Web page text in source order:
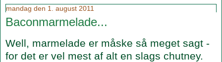
mandag den 1. august 2011
Baconmarmelade...
Well, marmelade er måske så meget sagt -
for det er vel mest af alt en slags chutney.